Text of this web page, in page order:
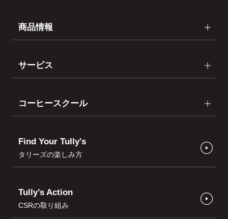
商品情報
サービス
コーヒースクール
Find Your Tully's
タリーズの楽しみ方
Tully’s Action
CSRの取り組み